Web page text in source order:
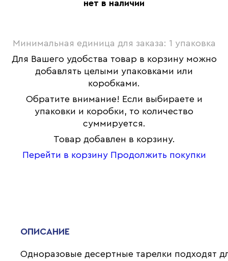
нет в наличии
Минимальная единица для заказа: 1 упаковка
Для Вашего удобства товар в корзину можно
добавлять целыми упаковками или
коробками.
Обратите внимание! Если выбираете и
упаковки и коробки, то количество
суммируется.
Товар добавлен в корзину.
Перейти в корзину Продолжить покупки
ОПИСАНИЕ
Одноразовые десертные тарелки подходят